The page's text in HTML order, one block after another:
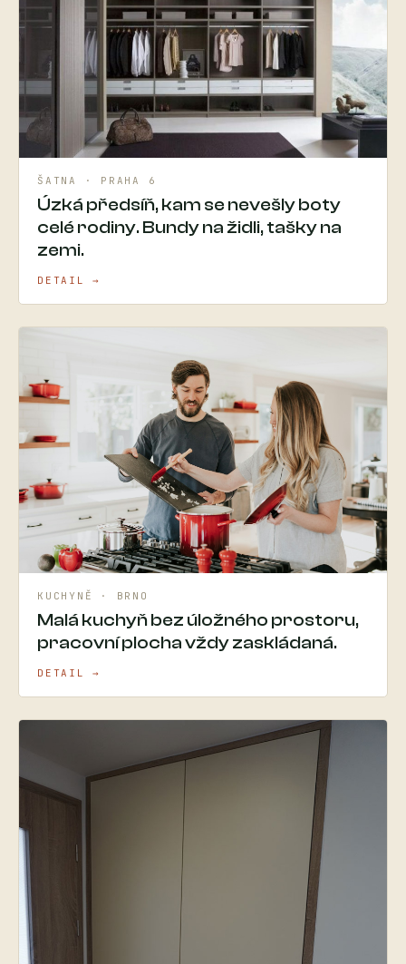
ŠATNA · PRAHA 6
Úzká předsíň, kam se nevešly boty
celé rodiny. Bundy na židli, tašky na
zemi.
DETAIL →
KUCHYNĚ · BRNO
Malá kuchyň bez úložného prostoru,
pracovní plocha vždy zaskládaná.
DETAIL →